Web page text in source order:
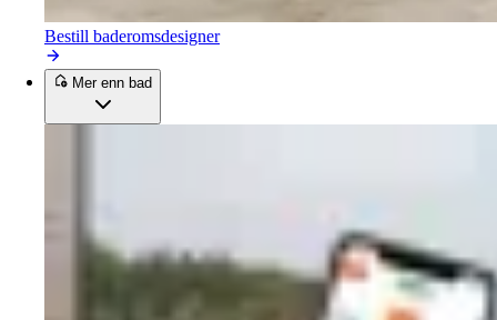
Bestill baderomsdesigner
Mer enn bad